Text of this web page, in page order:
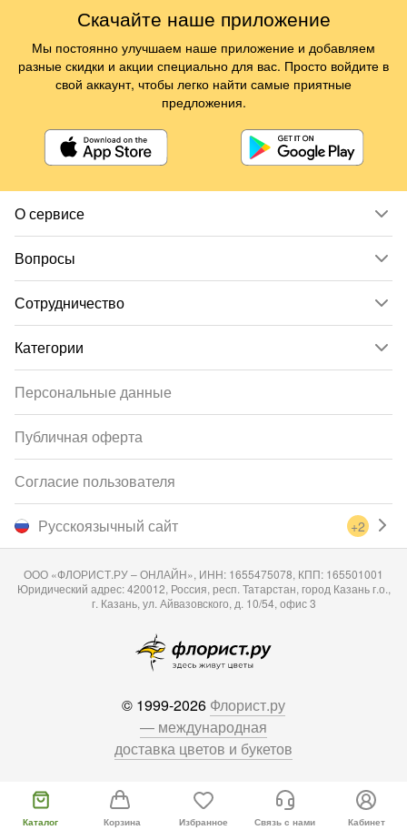
О сервисе
Вопросы
Сотрудничество
Категории
Русскоязычный сайт +2
Персональные данные
Публичная оферта
Согласие пользователя
ООО «ФЛОРИСТ.РУ – ОНЛАЙН», ИНН: 1655475078, КПП: 165501001
Юридический адрес: 420012, Россия, респ. Татарстан, город Казань г.о.,
г. Казань, ул. Айвазовского, д. 10/54, офис 3
© 1999-2026 Флорист.ру
— международная
доставка цветов и букетов
Скачайте наше приложение
Мы постоянно улучшаем наше приложение и добавляем
разные скидки и акции специально для вас. Просто войдите в
свой аккаунт, чтобы легко найти самые приятные
предложения.
Каталог Корзина Избранное Связь с нами Кабинет